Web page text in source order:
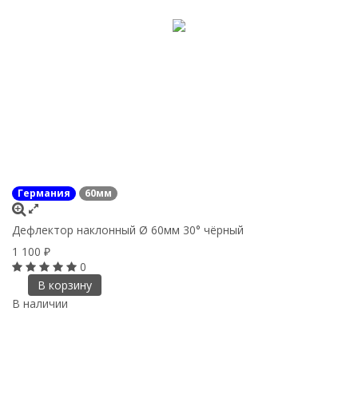
Германия 60мм
Дефлектор наклонный Ø 60мм 30° чёрный
1 100 ₽
0
В корзину
В наличии